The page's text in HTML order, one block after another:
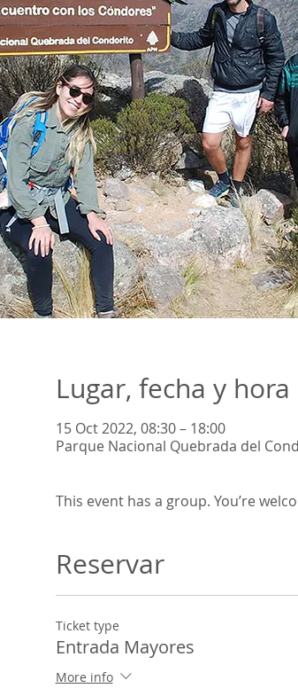
Lugar, fecha y hora
15 Oct 2022, 08:30 – 18:00
Parque Nacional Quebrada del
This event has a group. You’re
Reservar
Ticket type
Entrada Mayores
More info